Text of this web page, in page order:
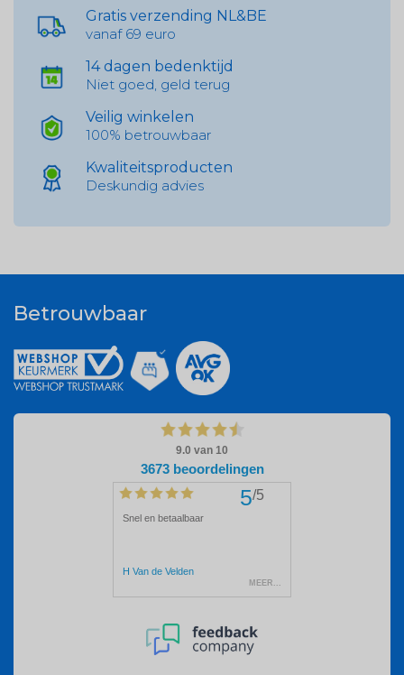
Gratis verzending NL&BE
vanaf 69 euro
14 dagen bedenktijd
Niet goed, geld terug
Veilig winkelen
100% betrouwbaar
Kwaliteitsproducten
Deskundig advies
Betrouwbaar